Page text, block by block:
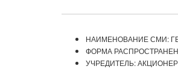
НАИМЕНОВАНИЕ СМИ:
ФОРМА
УЧРЕДИТЕЛЬ: